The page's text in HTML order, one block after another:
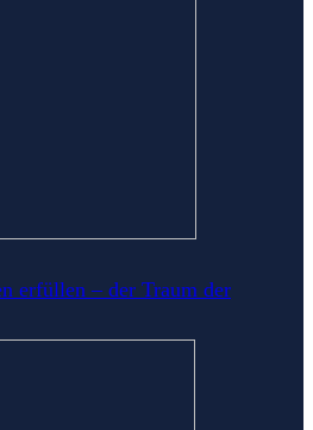
erfüllen – der Traum der